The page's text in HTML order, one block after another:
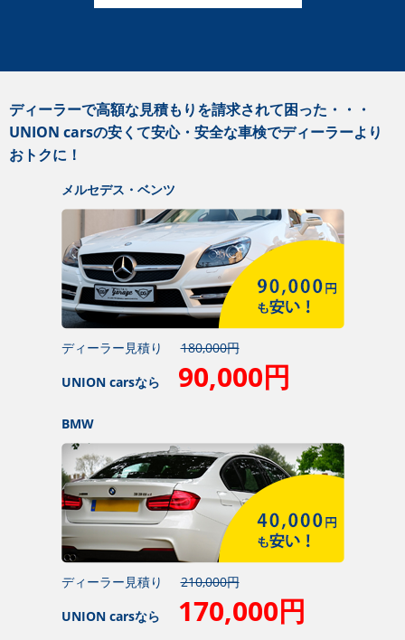
ディーラーで高額な見積もりを請求されて困った・・・
UNION carsの安くて安心・安全な車検でディーラーより
おトクに！
メルセデス・ベンツ
ディーラー見積り
180,000円
UNION carsなら
90,000円
BMW
ディーラー見積り
210,000円
UNION carsなら
170,000円